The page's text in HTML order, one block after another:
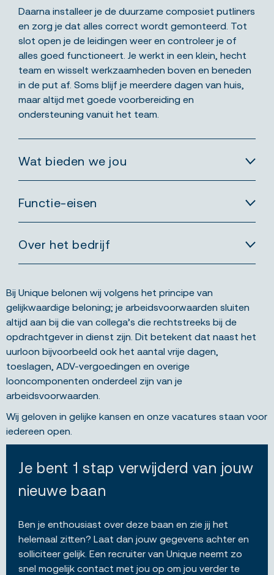
Daarna installeer je de duurzame composiet putliners
en zorg je dat alles correct wordt gemonteerd. Tot
slot open je de leidingen weer en controleer je of
alles goed functioneert. Je werkt in een klein, hecht
team en wisselt werkzaamheden boven en beneden
in de put af. Soms blijf je meerdere dagen van huis,
maar altijd met goede voorbereiding en
ondersteuning vanuit het team.
Wat bieden we jou
Functie-eisen
Over het bedrijf
Bij Unique belonen wij volgens het principe van
gelijkwaardige beloning; je arbeidsvoorwaarden sluiten
altijd aan bij die van collega’s die rechtstreeks bij de
opdrachtgever in dienst zijn. Dit betekent dat naast het
uurloon bijvoorbeeld ook het aantal vrije dagen,
toeslagen, ADV-vergoedingen en overige
looncomponenten onderdeel zijn van je
arbeidsvoorwaarden.
Wij geloven in gelijke kansen en onze vacatures staan voor
iedereen open.
Je bent 1 stap verwijderd van jouw
nieuwe baan
Ben je enthousiast over deze baan en zie jij het
helemaal zitten? Laat dan jouw gegevens achter en
solliciteer gelijk. Een recruiter van Unique neemt zo
snel mogelijk contact met jou op om jou verder te